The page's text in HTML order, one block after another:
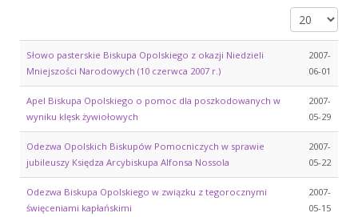
Pokaż #
Słowo pasterskie Biskupa Opolskiego z okazji Niedzieli
Mniejszości Narodowych (10 czerwca 2007 r.)
2007-
06-01
Apel Biskupa Opolskiego o pomoc dla poszkodowanych w
wyniku klęsk żywiołowych
2007-
05-29
Odezwa Opolskich Biskupów Pomocniczych w sprawie
jubileuszy Księdza Arcybiskupa Alfonsa Nossola
2007-
05-22
Odezwa Biskupa Opolskiego w związku z tegorocznymi
święceniami kapłańskimi
2007-
05-15